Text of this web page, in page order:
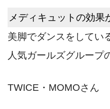
メディキュットの効果
美脚でダンスをしてい
人気ガールズグループ
TWICE・MOMOさん